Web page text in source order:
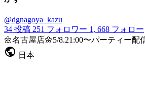
@dgnagoya_kazu
34 投稿 251 フォロワー 1, 668 フォロー
🌼名古屋店🌼5/8.21:00〜パーティー配
日本